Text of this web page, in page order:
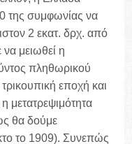
της συμφωνίας να
2 εκατ. δρχ. από
μειωθεί η
πληθωρικού
εποχή και
μετατρεψιμότητα
θα δούμε
το 1909). Συνεπώς